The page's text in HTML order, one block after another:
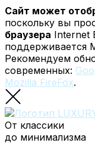
Сайт может
поскольку вы
браузера Internet
поддерживается
Рекомендуем
современных:
Mozilla FireFox.
От классики
до минимализма